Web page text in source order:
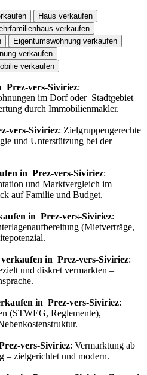
Haus verkaufen
verkaufen
Eigentumswohnung verkaufen
verkaufen
verkaufen
Prez-vers-Siviriez:
im Dorf oder Stadtgebiet
durch Immobilienmakler.
vers-Siviriez: Zielgruppengerechte
und Unterstützung bei der
in Prez-vers-Siviriez:
und Marktvergleich im
auf Familie und Budget.
in Prez-vers-Siviriez:
(Mietverträge,
in Prez-vers-Siviriez:
und diskret vermarkten –
in Prez-vers-Siviriez:
(STWEG, Reglemente),
vers-Siviriez: Vermarktung ab
– zielgerichtet und modern.